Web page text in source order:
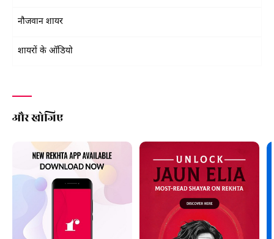
नौजवान शायर
शायरों के ऑडियो
और खोजिए